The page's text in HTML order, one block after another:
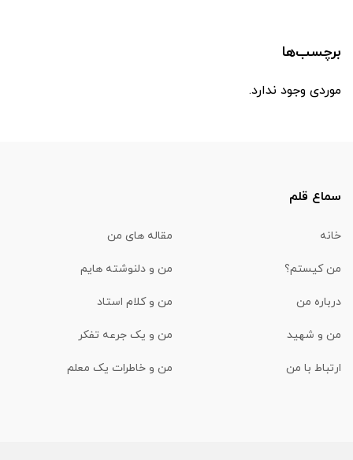
برچسب‌ها
موردی وجود ندارد.
سماع قلم
خانه مقاله های من
من کیستم؟ من و دلنوشته هایم
درباره من من و کلام استاد
من و شهید من و یک جرعه تفکر
ارتباط با من من و خاطرات یک معلم